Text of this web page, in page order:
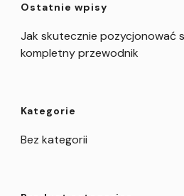
Ostatnie wpisy
Jak skutecznie pozycjonować
kompletny przewodnik
Kategorie
Bez kategorii